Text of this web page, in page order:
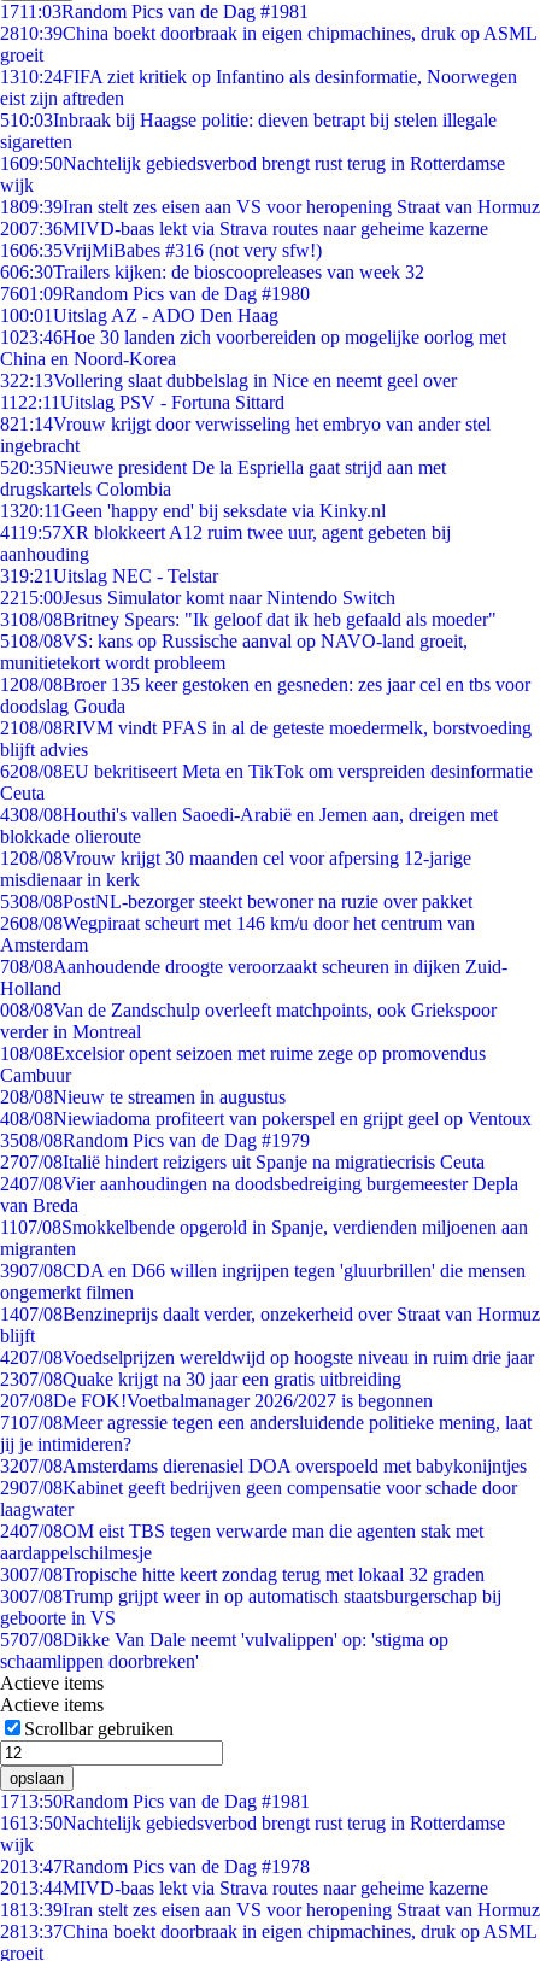
1711:03Random Pics van de Dag #1981
2810:39China boekt doorbraak in eigen chipmachines, druk op ASML
groeit
1310:24FIFA ziet kritiek op Infantino als desinformatie, Noorwegen
eist zijn aftreden
510:03Inbraak bij Haagse politie: dieven betrapt bij stelen illegale
sigaretten
1609:50Nachtelijk gebiedsverbod brengt rust terug in Rotterdamse
wijk
1809:39Iran stelt zes eisen aan VS voor heropening Straat van Hormuz
2007:36MIVD-baas lekt via Strava routes naar geheime kazerne
1606:35VrijMiBabes #316 (not very sfw!)
606:30Trailers kijken: de bioscoopreleases van week 32
7601:09Random Pics van de Dag #1980
100:01Uitslag AZ - ADO Den Haag
1023:46Hoe 30 landen zich voorbereiden op mogelijke oorlog met
China en Noord-Korea
322:13Vollering slaat dubbelslag in Nice en neemt geel over
11 22:11Uitslag PSV - Fortuna Sittard
821:14Vrouw krijgt door verwisseling het embryo van ander stel
ingebracht
520:35Nieuwe president De la Espriella gaat strijd aan met
drugskartels Colombia
1320:11Geen 'happy end' bij seksdate via Kinky.nl
4119:57XR blokkeert A12 ruim twee uur, agent gebeten bij
aanhouding
319:21Uitslag NEC - Telstar
2215:00Jesus Simulator komt naar Nintendo Switch
3108/08Britney Spears: "Ik geloof dat ik heb gefaald als moeder"
5108/08VS: kans op Russische aanval op NAVO-land groeit,
munitietekort wordt probleem
1208/08Broer 135 keer gestoken en gesneden: zes jaar cel en tbs voor
doodslag Gouda
2108/08RIVM vindt PFAS in al de geteste moedermelk, borstvoeding
blijft advies
6208/08EU bekritiseert Meta en TikTok om verspreiden desinformatie
Ceuta
4308/08Houthi's vallen Saoedi-Arabië en Jemen aan, dreigen met
blokkade olieroute
1208/08Vrouw krijgt 30 maanden cel voor afpersing 12-jarige
misdienaar in kerk
5308/08PostNL-bezorger steekt bewoner na ruzie over pakket
2608/08Wegpiraat scheurt met 146 km/u door het centrum van
Amsterdam
708/08Aanhoudende droogte veroorzaakt scheuren in dijken Zuid-
Holland
008/08Van de Zandschulp overleeft matchpoints, ook Griekspoor
verder in Montreal
108/08Excelsior opent seizoen met ruime zege op promovendus
Cambuur
208/08Nieuw te streamen in augustus
408/08Niewiadoma profiteert van pokerspel en grijpt geel op Ventoux
3508/08Random Pics van de Dag #1979
2707/08Italië hindert reizigers uit Spanje na migratiecrisis Ceuta
2407/08Vier aanhoudingen na doodsbedreiging burgemeester Depla
van Breda
1107/08Smokkelbende opgerold in Spanje, verdienden miljoenen aan
migranten
3907/08CDA en D66 willen ingrijpen tegen 'gluurbrillen' die mensen
ongemerkt filmen
1407/08Benzineprijs daalt verder, onzekerheid over Straat van Hormuz
blijft
4207/08Voedselprijzen wereldwijd op hoogste niveau in ruim drie jaar
2307/08Quake krijgt na 30 jaar een gratis uitbreiding
207/08De FOK!Voetbalmanager 2026/2027 is begonnen
7107/08Meer agressie tegen een andersluidende politieke mening, laat
jij je intimideren?
3207/08Amsterdams dierenasiel DOA overspoeld met babykonijntjes
2907/08Kabinet geeft bedrijven geen compensatie voor schade door
laagwater
2407/08OM eist TBS tegen verwarde man die agenten stak met
aardappelschilmesje
3007/08Tropische hitte keert zondag terug met lokaal 32 graden
3007/08Trump grijpt weer in op automatisch staatsburgerschap bij
geboorte in VS
5707/08Dikke Van Dale neemt 'vulvalippen' op: 'stigma op
schaamlippen doorbreken'
Actieve items
Actieve items
Scrollbar gebruiken
opslaan
1713:50Random Pics van de Dag #1981
1613:50Nachtelijk gebiedsverbod brengt rust terug in Rotterdamse
wijk
2013:47Random Pics van de Dag #1978
2013:44MIVD-baas lekt via Strava routes naar geheime kazerne
1813:39Iran stelt zes eisen aan VS voor heropening Straat van Hormuz
2813:37China boekt doorbraak in eigen chipmachines, druk op ASML
groeit